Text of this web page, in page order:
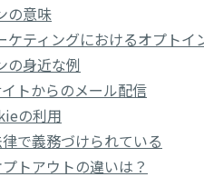
の意味
ケティングにおけるオプトイ
の身近な例
イトからのメール配信
の利用
で義務づけられている
トアウトの違いは？